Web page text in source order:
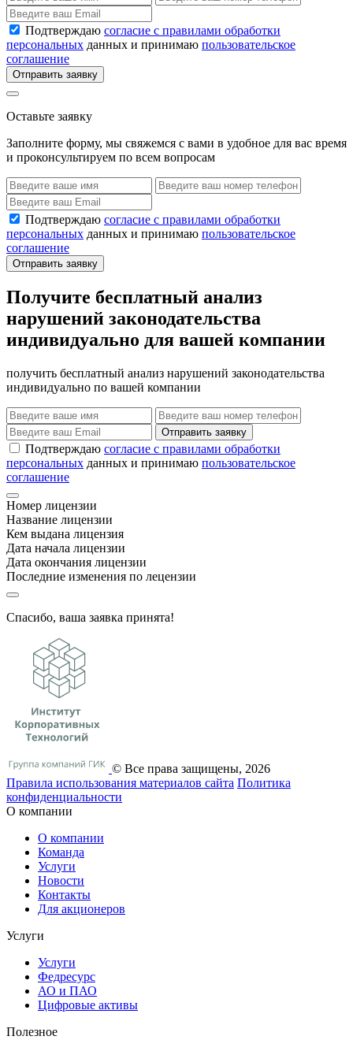
Подтверждаю согласие с правилами обработки
персональных данных и принимаю пользовательское
соглашение
Отправить заявку
Оставьте заявку
Заполните форму, мы свяжемся с вами в удобное для вас время
и проконсультируем по всем вопросам
Подтверждаю согласие с правилами обработки
персональных данных и принимаю пользовательское
соглашение
Отправить заявку
Получите бесплатный анализ
нарушений законодательства
индивидуально для вашей компании
получить бесплатный анализ нарушений законодательства
индивидуально по вашей компании
Отправить заявку
Подтверждаю согласие с правилами обработки
персональных данных и принимаю пользовательское
соглашение
Номер лицензии
Название лицензии
Кем выдана лицензия
Дата начала лицензии
Дата окончания лицензии
Последние изменения по лецензии
Спасибо, ваша заявка принята!
© Все права защищены, 2026
Правила использования материалов сайта Политика
конфиденциальности
О компании
О компании
Команда
Услуги
Новости
Контакты
Для акционеров
Услуги
Услуги
Федресурс
АО и ПАО
Цифровые активы
Полезное